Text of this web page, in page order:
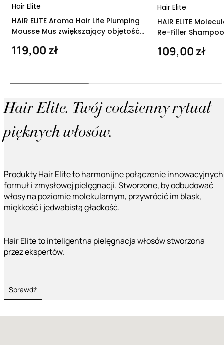
Hair Elite
HAIR ELITE Aroma Hair Life Plumping
Mousse Mus zwiększający objętość
119,00 zł
Hair Elite
HAIR ELITE
Re-Filler
109,00 zł
Hair Elite. Twój codzienny rytuał
pięknych włosów.
Produkty Hair Elite to harmonijne połączenie innowacyjnych
formuł i zmysłowej pielęgnacji. Stworzone, by odbudować
włosy na poziomie molekularnym, przywrócić im blask,
miękkość i jedwabistą gładkość.
Hair Elite to inteligentna pielęgnacja włosów stworzona
przez ekspertów.
Sprawdź